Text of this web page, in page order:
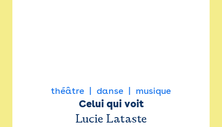
théâtre danse musique
Celui qui voit
Lucie Lataste